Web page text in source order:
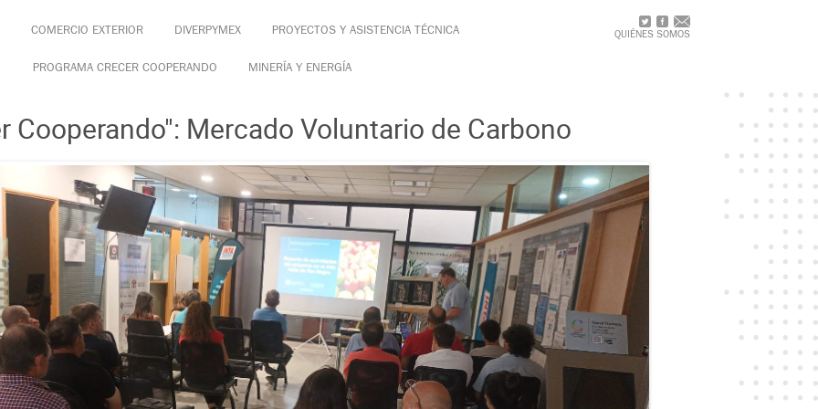
COMERCIO EXTERIOR DIVERPYMEX PROYECTOS Y ASISTENCIA TÉCNICA
PROGRAMA CRECER COOPERANDO MINERÍA Y ENERGÍA
QUIÉNES SOMOS
Cooperando": Mercado Voluntario de Carbono